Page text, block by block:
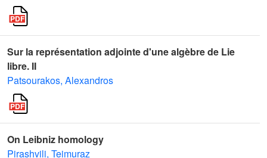
Sur la représentation adjointe d'une algèbre de Lie
libre. II
Patsourakos, Alexandros
On Leibniz homology
Pirashvili, Teimuraz